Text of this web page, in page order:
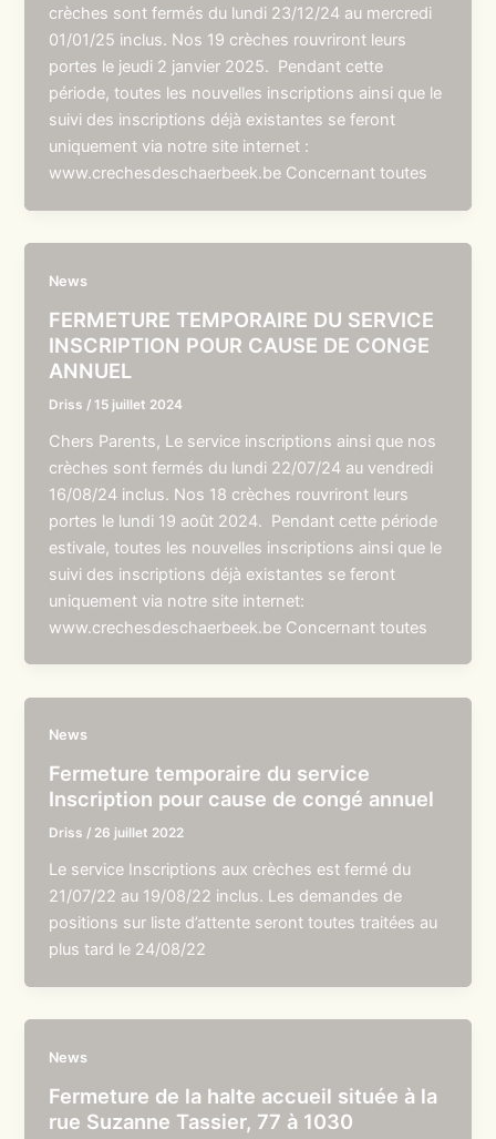
crèches sont fermés du lundi 23/12/24 au mercredi
01/01/25 inclus. Nos 19 crèches rouvriront leurs
portes le jeudi 2 janvier 2025. Pendant cette
période, toutes les nouvelles inscriptions ainsi que le
suivi des inscriptions déjà existantes se feront
uniquement via notre site internet :
www.crechesdeschaerbeek.be Concernant toutes
News
FERMETURE TEMPORAIRE DU SERVICE
INSCRIPTION POUR CAUSE DE CONGE
ANNUEL
Driss /15 juillet 2024
Chers Parents, Le service inscriptions ainsi que nos
crèches sont fermés du lundi 22/07/24 au vendredi
16/08/24 inclus. Nos 18 crèches rouvriront leurs
portes le lundi 19 août 2024. Pendant cette période
estivale, toutes les nouvelles inscriptions ainsi que le
suivi des inscriptions déjà existantes se feront
uniquement via notre site internet:
www.crechesdeschaerbeek.be Concernant toutes
News
Fermeture temporaire du service
Inscription pour cause de congé annuel
Driss / 26 juillet 2022
Le service Inscriptions aux crèches est fermé du
21/07/22 au 19/08/22 inclus. Les demandes de
positions sur liste d’attente seront toutes traitées au
plus tard le 24/08/22
News
Fermeture de la halte accueil située à la
rue Suzanne Tassier, 77 à 1030